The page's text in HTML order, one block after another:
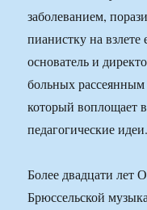
заболеванием,
пианистку на
основатель и
больных
который воплощает
педагогические идеи.
Более двадцати лет
Брюссельской